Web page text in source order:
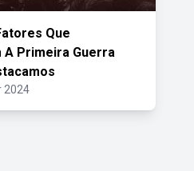
Que
A Primeira Guerra
2024